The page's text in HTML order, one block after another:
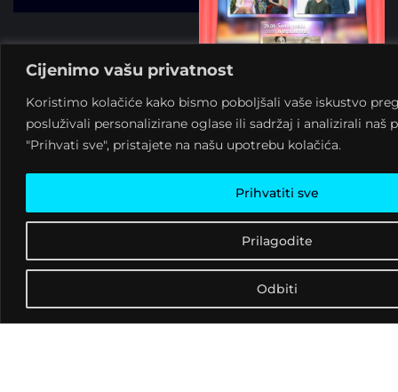
Cijenimo vašu privatnost
Koristimo kolačiće kako bismo poboljšali vaše iskustvo
posluživali personalizirane oglase ili sadržaj i analizirali naš
"Prihvati sve", pristajete na našu upotrebu kolačića.
Prilagodite
Odbiti
Prihvatiti sve